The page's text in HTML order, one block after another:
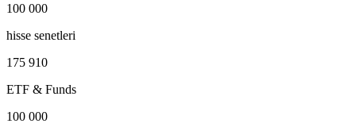
100 000
hisse senetleri
175 910
ETF & Funds
100 000